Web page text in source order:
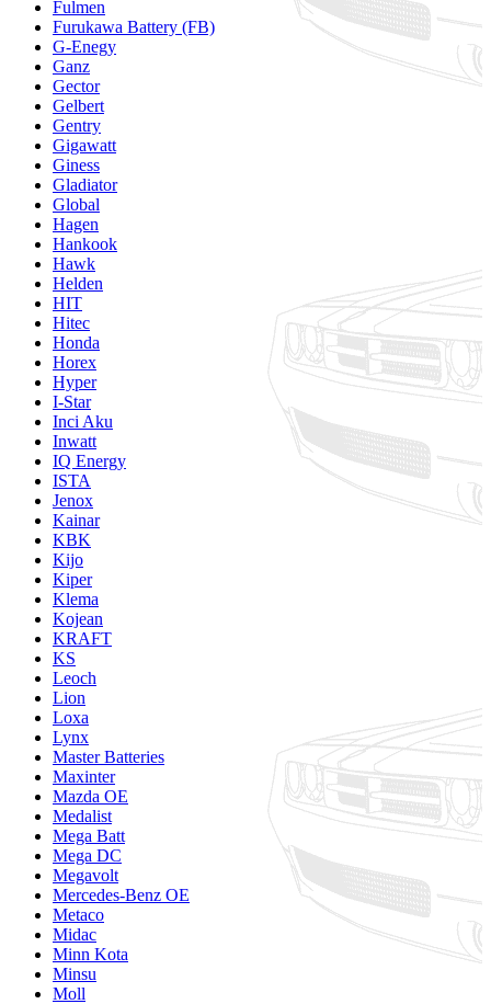
Fulmen
Furukawa Battery (FB)
G-Enegy
Ganz
Gector
Gelbert
Gentry
Gigawatt
Giness
Gladiator
Global
Hagen
Hankook
Hawk
Helden
HIT
Hitec
Honda
Horex
Hyper
I-Star
Inci Aku
Inwatt
IQ Energy
ISTA
Jenox
Kainar
KBK
Kijo
Kiper
Klema
Kojean
KRAFT
KS
Leoch
Lion
Loxa
Lynx
Master Batteries
Maxinter
Mazda OE
Medalist
Mega Batt
Mega DC
Megavolt
Mercedes-Benz OE
Metaco
Midac
Minn Kota
Minsu
Moll